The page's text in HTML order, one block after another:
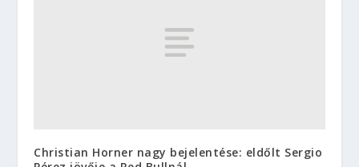
Christian Horner nagy bejelentése: eldőlt Sergio